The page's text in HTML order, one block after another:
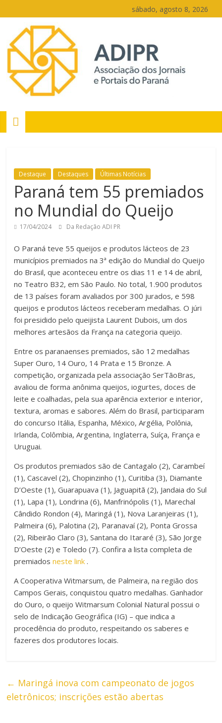
para
conteúdo
sábado, agosto 8, 2026
PR
Portais
de
notícias
Paraná
Destaque Destaques Últimas Notícias
Paraná tem 55 premiados
no Mundial do Queijo
17/04/2024 Da Redação ADI PR
O Paraná teve 55 queijos e produtos lácteos de 23
municípios premiados na 3ª edição do Mundial do Queijo
do Brasil, que aconteceu entre os dias 11 e 14 de abril,
no Teatro B32, em São Paulo. No total, 1.900 produtos
de 13 países foram avaliados por 300 jurados, e 598
queijos e produtos lácteos receberam medalhas. O júri
foi presidido pelo queijista Laurent Dubois, um dos
melhores artesãos da França na categoria queijo.
Entre os paranaenses premiados, são 12 medalhas
Super Ouro, 14 Ouro, 14 Prata e 15 Bronze. A
competição, organizada pela associação SerTãoBras,
avaliou de forma anônima queijos, iogurtes, doces de
leite e coalhadas, pela sua aparência exterior e interior,
textura, aromas e sabores. Além do Brasil, participaram
do concurso Itália, Espanha, México, Argélia, Polônia,
Irlanda, Colômbia, Argentina, Inglaterra, Suíça, França e
Uruguai.
Os produtos premiados são de Cantagalo (2), Carambeí
(1), Cascavel (2), Chopinzinho (1), Curitiba (3), Diamante
D’Oeste (1), Guarapuava (1), Jaguapitã (2), Jandaia do Sul
(1), Lapa (1), Londrina (6), Manfrinópolis (1), Marechal
Cândido Rondon (4), Maringá (1), Nova Laranjeiras (1),
Palmeira (6), Palotina (2), Paranavaí (2), Ponta Grossa
(2), Ribeirão Claro (3), Santana do Itararé (3), São Jorge
D’Oeste (2) e Toledo (7). Confira a lista completa de
premiadosneste link .
A Cooperativa Witmarsum, de Palmeira, na região dos
Campos Gerais, conquistou quatro medalhas. Ganhador
do Ouro, o queijo Witmarsum Colonial Natural possui o
selo de Indicação Geográfica (IG) – que indica a
procedência do produto, respeitando os saberes e
fazeres dos produtores locais.
← Maringá inova com campeonato de jogos
eletrônicos; inscrições estão abertas